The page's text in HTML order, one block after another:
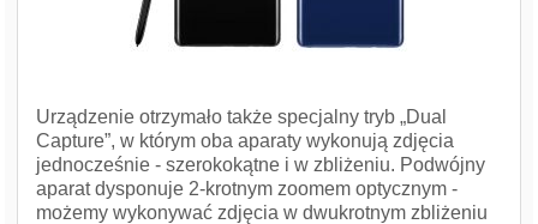
Urządzenie otrzymało także specjalny tryb „Dual
Capture”, w którym oba aparaty wykonują zdjęcia
jednocześnie - szerokokątne i w zbliżeniu. Podwójny
aparat dysponuje 2-krotnym zoomem optycznym -
możemy wykonywać zdjęcia w dwukrotnym zbliżeniu